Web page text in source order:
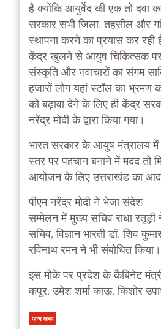
है क्योंकि आयुर्वेद की एक तो दवा
सरकार सभी जिला, तहसील और
स्थापना करने का प्रयास कर
केंद्र खुलने से आयुष चिकित्सक
संस्कृति और नवाचारों का संगम
हजारों लोग यहां स्टॉल का
को बढ़ावा देने के लिए ही केंद्र
नरेंद्र मोदी के द्वारा किया गया।
भारत सरकार के आयुष मंत्रालय में
स्तर पर पहचान बनाने में मदद तो
आयोजन के लिए उत्तराखंड का
पीएम नरेंद्र मोदी ने भेजा संदेश
सम्मेलन में मुख्य सचिव राधा
सचिव, विज्ञान भारती डॉ. शिव
रविनाथ रमन ने भी संबोधित किया।
इस मौके पर प्रदेश के कैबिनेट
कपूर, उमेश शर्मा काऊ, किशोर
अन्य खबर